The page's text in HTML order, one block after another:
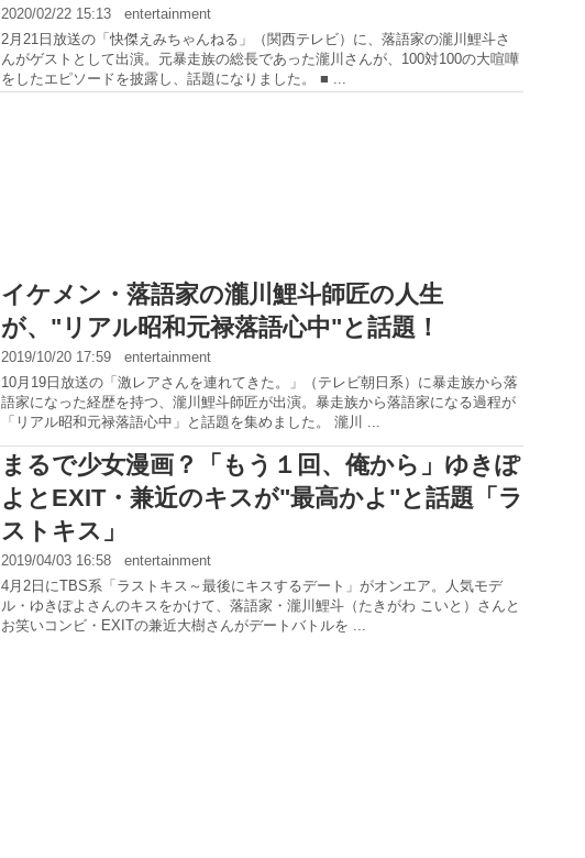
2020/02/22 15:13
entertainment
2月21日放送の「快傑えみちゃんねる」（関西テレビ）に、落語家の瀧川鯉斗さ
んがゲストとして出演。元暴走族の総長であった瀧川さんが、100対100の大喧嘩
をしたエピソードを披露し、話題になりました。 ■ ...
イケメン・落語家の瀧川鯉斗師匠の人生
が、"リアル昭和元禄落語心中"と話題！
2019/10/20 17:59
entertainment
10月19日放送の「激レアさんを連れてきた。」（テレビ朝日系）に暴走族から落
語家になった経歴を持つ、瀧川鯉斗師匠が出演。暴走族から落語家になる過程が
「リアル昭和元禄落語心中」と話題を集めました。 瀧川 ...
まるで少女漫画？「もう１回、俺から」ゆきぽ
よとEXIT・兼近のキスが"最高かよ"と話題「ラ
ストキス」
2019/04/03 16:58
entertainment
4月2日にTBS系「ラストキス～最後にキスするデート」がオンエア。人気モデ
ル・ゆきぽよさんのキスをかけて、落語家・瀧川鯉斗（たきがわ こいと）さんと
お笑いコンビ・EXITの兼近大樹さんがデートバトルを ...